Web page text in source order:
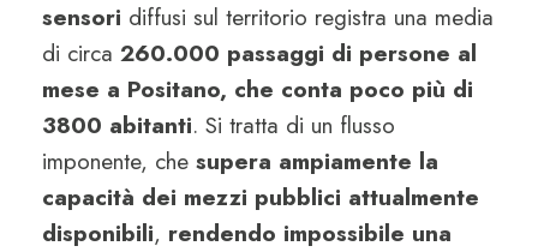
sensori diffusi sul territorio registra una media
di circa 260.000 passaggi di persone al
mese a Positano, che conta poco più di
3800 abitanti. Si tratta di un flusso
imponente, che supera ampiamente la
capacità dei mezzi pubblici attualmente
disponibili, rendendo impossibile una